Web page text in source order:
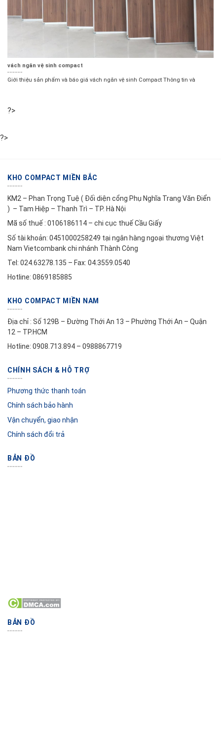
vách ngăn vệ sinh compact
Giới thiệu sản phẩm và báo giá vách ngăn vệ sinh Compact Thông tin và
?>
?>
KHO COMPACT MIỀN BẮC
KM2 – Phan Trọng Tuệ ( Đối diện cổng Phụ Nghĩa Trang Văn Điển
) – Tam Hiệp – Thanh Trì – TP. Hà Nội
Mã số thuế : 0106186114 – chi cục thuế Cầu Giấy
Số tài khoản: 0451000258249 tại ngân hàng ngoại thương Việt
Nam Vietcombank chi nhánh Thành Công
Tel: 024.63278.135 – Fax: 04.3559.0540
Hotline: 0869185885
KHO COMPACT MIỀN NAM
Địa chỉ : Số 129B – Đường Thới An 13 – Phường Thới An – Quận
12 – TP.HCM
Hotline: 0908.713.894 – 0988867719
CHÍNH SÁCH & HỖ TRỢ
Phương thức thanh toán
Chính sách bảo hành
Vận chuyển, giao nhận
Chính sách đổi trả
BẢN ĐỒ
BẢN ĐỒ